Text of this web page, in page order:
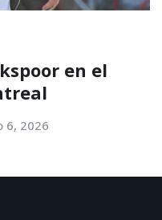
en el
6, 2026